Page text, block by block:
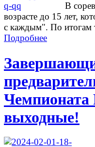
В
возрасте до 15 лет,
с каждым". По итогам
Подробнее
Чемпионата
выходные!